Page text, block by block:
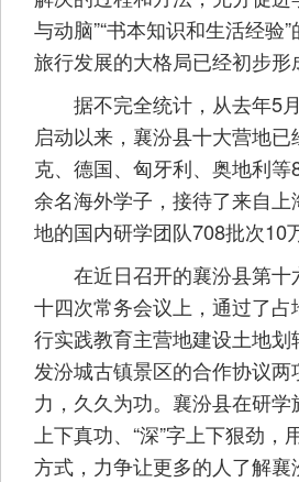
与动脑”“书本知识和生活经验
旅行发展的大格局已经初步形
据不完全统计，从去年5
启动以来，襄汾县十大营地
克、德国、匈牙利、奥地利
余名海外学子，接待了来自
地的国内研学团队708批次10
在近日召开的襄汾县第十
十四次常务会议上，通过了
行实践教育主营地建设土地
发汾城古镇景区的合作协议两
力，久久为功。襄汾县在研学
上下真功、“深”字上下狠劲
方式，力争让更多的人了解